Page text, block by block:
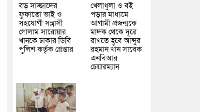
বড় সাজ্জাদের
ফুফাতো ভাই ও
সহযোগী সন্ত্রাসী
গোলাম সারোয়ার
খানকে ঢাকার ডিবি
পুলিশ কর্তৃক গ্রেপ্তার
খেলাধুলা ও বই
পড়ার মাধ্যমে
আগামী প্রজন্মকে
মাদক থেকে দূরে
রাখতে হবে আব্দুর
রহমান খাঁন সাবেক
এনবিআর
চেয়ারম্যান